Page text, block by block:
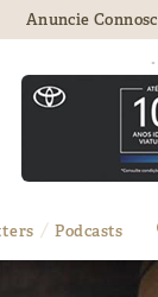
Anuncie
Podcasts